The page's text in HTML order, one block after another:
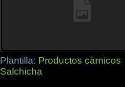
Plantilla: Productos càrnicos
Salchicha